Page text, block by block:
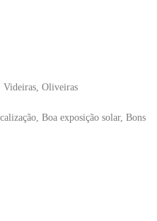
Videiras, Oliveiras
Boa exposição solar, Bons